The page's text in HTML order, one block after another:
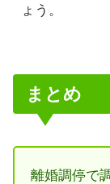
ょう。
まとめ
離婚調停で